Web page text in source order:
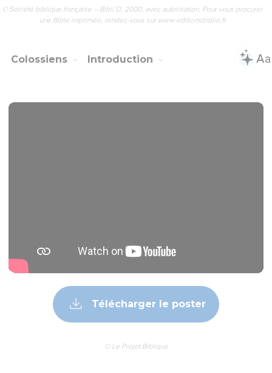
© Société biblique française – Bibli’O, 2000, avec autorisation. Pour vous procurer
une Bible imprimée, rendez-vous sur www.editionsbiblio.fr
Colossiens Introduction
Télécharger le poster
© Le Projet Biblique